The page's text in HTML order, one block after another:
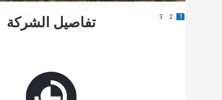
1
2
3 تفاصيل الشركة